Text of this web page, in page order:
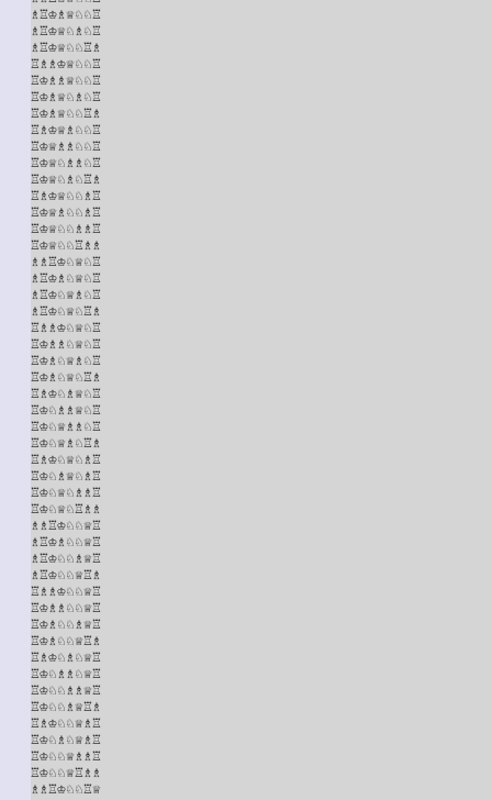
♗♖♔♗♕♘♘♖
♗♖♔♕♘♗♘♖
♗♖♔♕♘♘♖♗
♖♗♗♔♕♘♘♖
♖♔♗♗♕♘♘♖
♖♔♗♕♘♗♘♖
♖♔♗♕♘♘♖♗
♖♗♔♕♗♘♘♖
♖♔♕♗♗♘♘♖
♖♔♕♘♗♗♘♖
♖♔♕♘♗♘♖♗
♖♗♔♕♘♘♗♖
♖♔♕♗♘♘♗♖
♖♔♕♘♘♗♗♖
♖♔♕♘♘♖♗♗
♗♗♖♔♘♕♘♖
♗♖♔♗♘♕♘♖
♗♖♔♘♕♗♘♖
♗♖♔♘♕♘♖♗
♖♗♗♔♘♕♘♖
♖♔♗♗♘♕♘♖
♖♔♗♘♕♗♘♖
♖♔♗♘♕♘♖♗
♖♗♔♘♗♕♘♖
♖♔♘♗♗♕♘♖
♖♔♘♕♗♗♘♖
♖♔♘♕♗♘♖♗
♖♗♔♘♕♘♗♖
♖♔♘♗♕♘♗♖
♖♔♘♕♘♗♗♖
♖♔♘♕♘♖♗♗
♗♗♖♔♘♘♕♖
♗♖♔♗♘♘♕♖
♗♖♔♘♘♗♕♖
♗♖♔♘♘♕♖♗
♖♗♗♔♘♘♕♖
♖♔♗♗♘♘♕♖
♖♔♗♘♘♗♕♖
♖♔♗♘♘♕♖♗
♖♗♔♘♗♘♕♖
♖♔♘♗♗♘♕♖
♖♔♘♘♗♗♕♖
♖♔♘♘♗♕♖♗
♖♗♔♘♘♕♗♖
♖♔♘♗♘♕♗♖
♖♔♘♘♕♗♗♖
♖♔♘♘♕♖♗♗
♗♗♖♔♘♘♖♕